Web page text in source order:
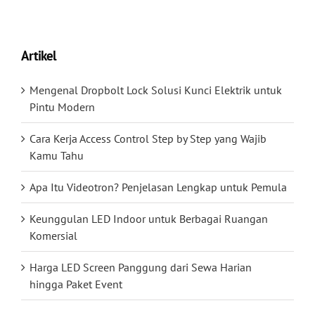
Artikel
Mengenal Dropbolt Lock Solusi Kunci Elektrik untuk
Pintu Modern
Cara Kerja Access Control Step by Step yang Wajib
Kamu Tahu
Apa Itu Videotron? Penjelasan Lengkap untuk Pemula
Keunggulan LED Indoor untuk Berbagai Ruangan
Komersial
Harga LED Screen Panggung dari Sewa Harian
hingga Paket Event